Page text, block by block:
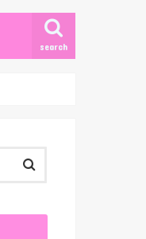
search